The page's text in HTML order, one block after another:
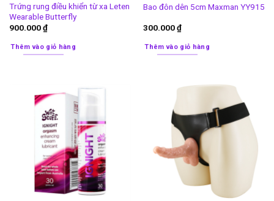
Trứng rung điều khiển từ xa Leten
Wearable Butterfly
900.000₫
Thêm vào giỏ hàng
Bao đôn dên 5cm Maxman YY915
300.000₫
Thêm vào giỏ hàng